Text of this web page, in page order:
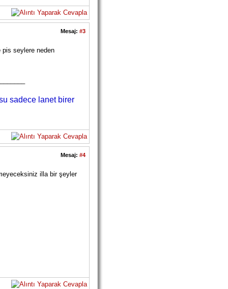
Mesaj: #3
pis seylere neden
sadece lanet birer
Mesaj: #4
illa bir şeyler